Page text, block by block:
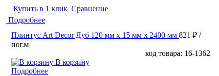
Купить в 1 клик Сравнение
Подробнее
Плинтус Art Decor Дуб 120 мм х 15 мм х 2400 мм 821 ₽ /
пог.м
код товара: 16-1362
В корзину
Подробнее